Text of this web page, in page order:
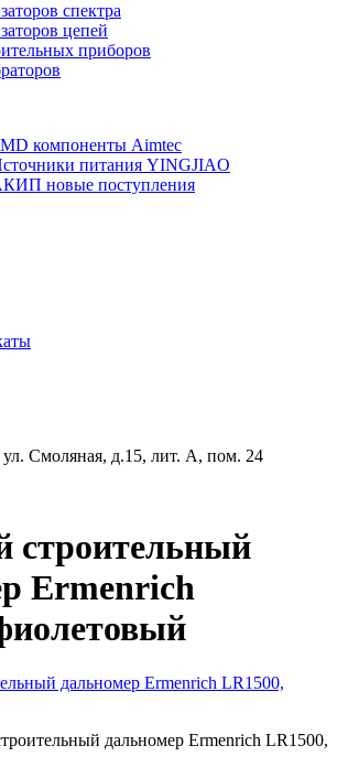
спектра
цепей
приборов
компоненты Aimtec
питания YINGJIAO
новые поступления
ул. Смоляная, д.15, лит. А, пом. 24
строительный
Ermenrich